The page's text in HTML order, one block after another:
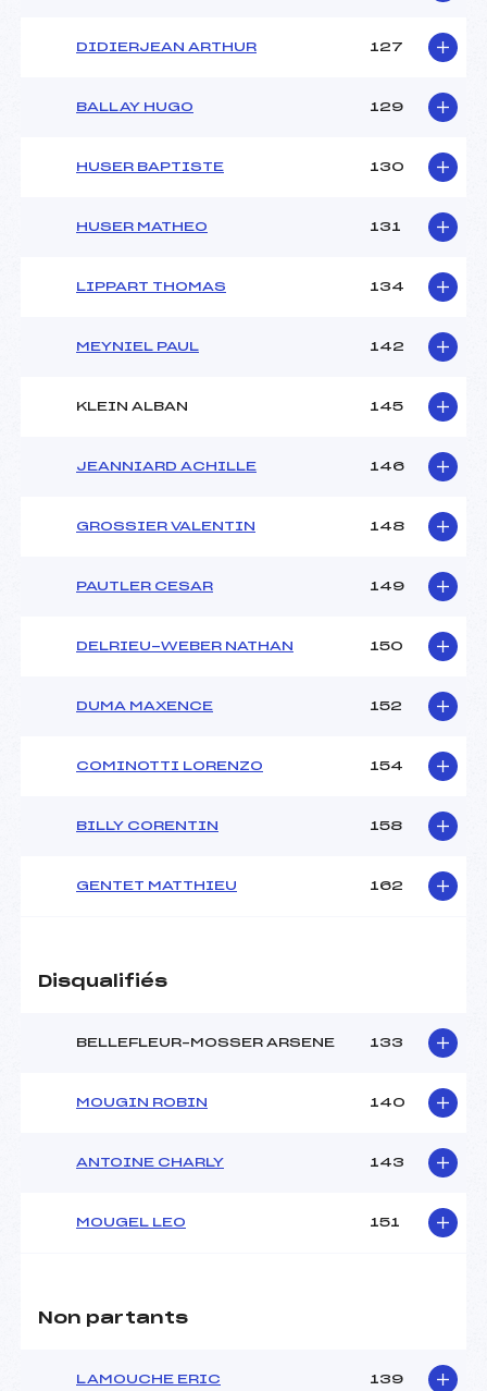
DIDIERJEAN ARTHUR 127
BALLAY HUGO 129
HUSER BAPTISTE 130
HUSER MATHEO 131
LIPPART THOMAS 134
MEYNIEL PAUL 142
KLEIN ALBAN 145
JEANNIARD ACHILLE 146
GROSSIER VALENTIN 148
PAUTLER CESAR 149
DELRIEU-WEBER NATHAN 150
DUMA MAXENCE 152
COMINOTTI LORENZO 154
BILLY CORENTIN 158
GENTET MATTHIEU 162
Disqualifiés
BELLEFLEUR–MOSSER ARSENE 133
MOUGIN ROBIN 140
ANTOINE CHARLY 143
MOUGEL LEO 151
Non partants
LAMOUCHE ERIC 139